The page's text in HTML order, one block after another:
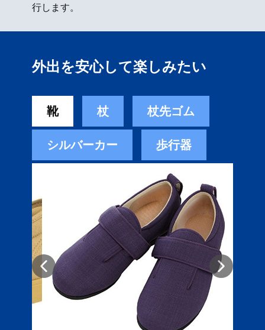
行します。
外出を安心して楽しみたい
靴 杖 杖先ゴム
シルバーカー 歩行器